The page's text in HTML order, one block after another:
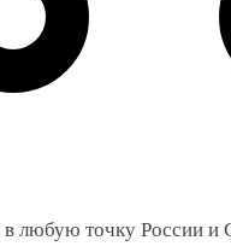
в любую точку России и